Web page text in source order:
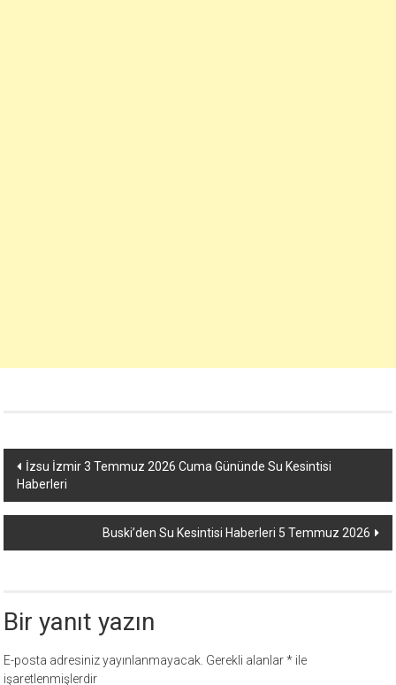
Yazı
dolaşımı
İzsu İzmir 3 Temmuz 2026 Cuma Gününde Su Kesintisi
Haberleri
Buski’den Su Kesintisi Haberleri 5 Temmuz 2026
Bir yanıt yazın
E-posta adresiniz yayınlanmayacak. Gerekli alanlar* ile
işaretlenmişlerdir